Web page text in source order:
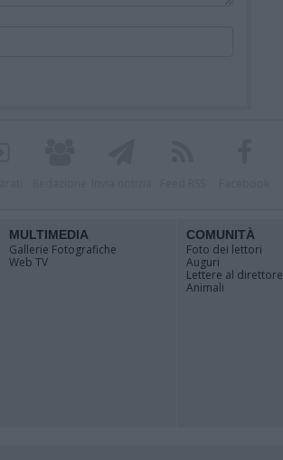
MULTIMEDIA
Gallerie Fotografiche
Web TV
COMUNITÀ
Foto dei lettori
Auguri
Lettere al direttore
Animali